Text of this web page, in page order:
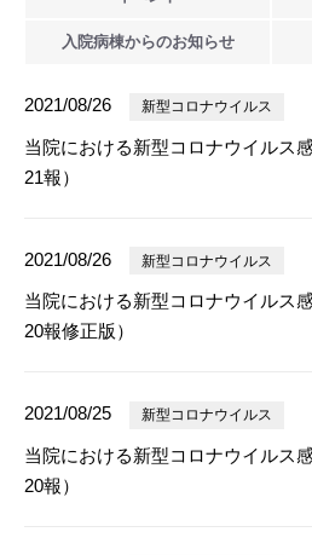
入院病棟からのお知らせ
2021/08/26 新型コロナウイルス
当院における新型コロナウイルス
21報）
2021/08/26 新型コロナウイルス
当院における新型コロナウイルス
20報修正版）
2021/08/25 新型コロナウイルス
当院における新型コロナウイルス
20報）